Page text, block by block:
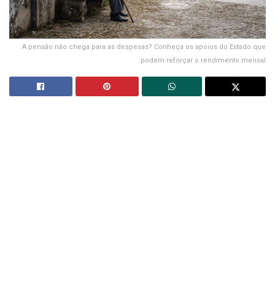
A pensão não chega para as despesas? Conheça os apoios do Estado que
podem reforçar o rendimento mensal